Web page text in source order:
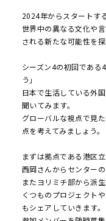
2024年からスタートす
世界中の異なる文化や
される新たな可能性を探
シーズン4の初回である
う」
日本で生活している外
聞いてみます。
グローバルな視点で見
点を考えてみましょう。
まずは拠点である港区
西岡さんからセンター
またヨリミチ部から派
くつものプロジェクト
もシェアしていきます。